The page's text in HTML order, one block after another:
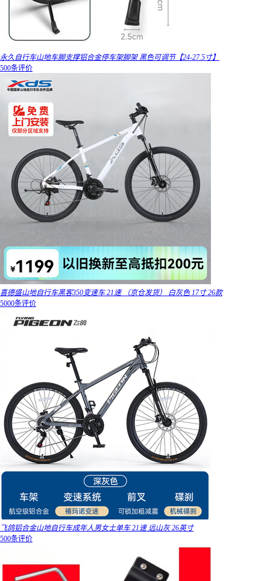
永久自行车山地车脚支撑铝合金停车架脚架 黑色可调节【24-27.5寸】
500条评价
喜德盛山地自行车黑客350变速车 21速 （京仓发货） 白灰色 17寸 26款
5000条评价
飞鸽铝合金山地自行车成年人男女士单车 21速 远山灰 26英寸
500条评价